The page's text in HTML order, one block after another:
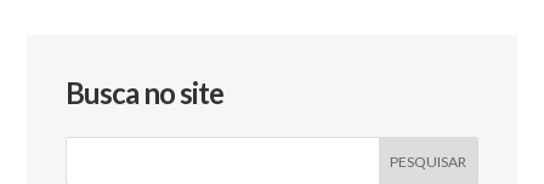
dI
n
b
o
Li e
Busca no site